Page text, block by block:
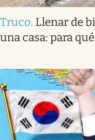
Truco. Llenar de
una casa: para